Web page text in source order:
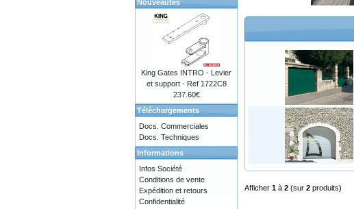
Afficher 1 à 2 (sur 2 produits)
Nouveautés
King Gates INTRO - Levier
et support - Ref 1722C8
237.60€
Téléchargements
Docs. Commerciales
Docs. Techniques
Informations
Infos Société
Conditions de vente
Expédition et retours
Confidentialité